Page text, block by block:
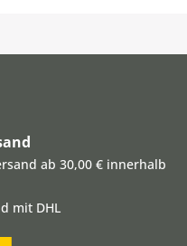
ab 30,00 € innerhalb
mit DHL